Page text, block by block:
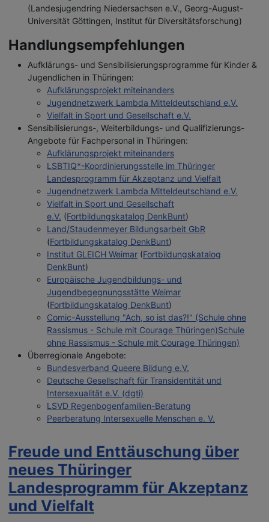
(Landesjugendring Niedersachsen e.V., Georg-August-
Universität Göttingen, Institut für Diversitätsforschung)
Handlungsempfehlungen
Aufklärungs- und Sensibilisierungsprogramme für Kinder &
Jugendlichen in Thüringen:
Aufklärungsprojekt miteinanders
Jugendnetzwerk Lambda Mitteldeutschland e.V.
Vielfalt in Sport und Gesellschaft e.V.
Sensibilisierungs-, Weiterbildungs- und Qualifizierungs-
Angebote für Fachpersonal in Thüringen:
Aufklärungsprojekt miteinanders
LSBTIQ*-Koordinierungsstelle im Thüringer
Landesprogramm für Akzeptanz und Vielfalt
Jugendnetzwerk Lambda Mitteldeutschland e.V.
Vielfalt in Sport und Gesellschaft
e.V. (Fortbildungskatalog DenkBunt)
Land/Staudenmeyer Bildungsarbeit GbR
(Fortbildungskatalog DenkBunt)
Institut GLEICH Weimar (Fortbildungskatalog
DenkBunt)
Europäische Jugendbildungs- und
Jugendbegegnungsstätte Weimar
(Fortbildungskatalog DenkBunt)
Comic-Ausstellung "Ach, so ist das?!" (Schule ohne
Rassismus - Schule mit Courage Thüringen)Schule
ohne Rassismus - Schule mit Courage Thüringen)
Überregionale Angebote:
Bundesverband Queere Bildung e.V.
Deutsche Gesellschaft für Transidentität und
Intersexualität e.V. (dgti)
LSVD Regenbogenfamilien-Beratung
Peerberatung Intersexuelle Menschen e. V.
Freude und Enttäuschung über
neues Thüringer
Landesprogramm für Akzeptanz
und Vielfalt